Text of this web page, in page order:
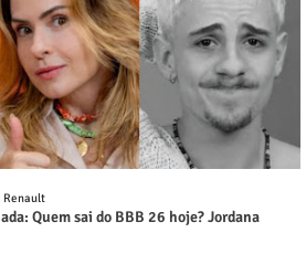
Renault
Quem sai do BBB 26 hoje? Jordana